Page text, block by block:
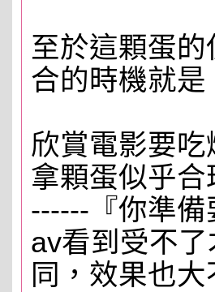
至於這顆蛋
合的時機就是
欣賞電影要
拿顆蛋似乎
------『你準
av看到受不
同，效果也大